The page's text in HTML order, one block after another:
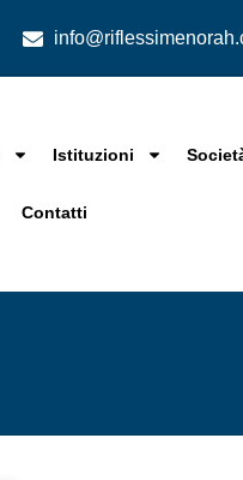
Istituzioni
Contatti